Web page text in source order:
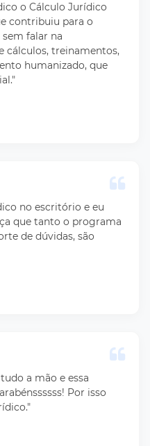
o Cálculo Jurídico
contribuiu para o
falar na
cálculos, treinamentos,
humanizado, que
no escritório e eu
que tanto o programa
de dúvidas, são
a mão e essa
Por isso